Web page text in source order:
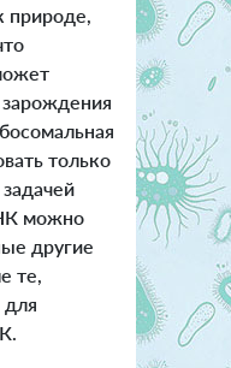
природе,
только
можно
другие
те,